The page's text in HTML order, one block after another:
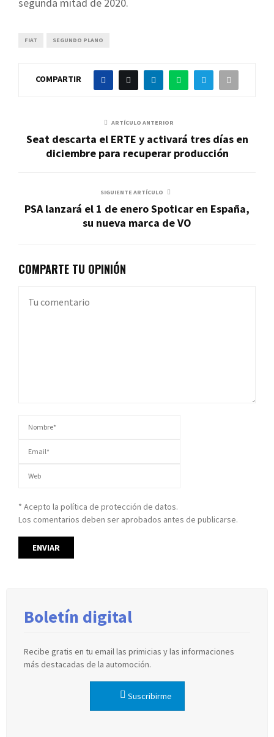
FIAT SEGUNDO PLANO
COMPARTIR
ARTÍCULO ANTERIOR
Seat descarta el ERTE y activará tres días en
diciembre para recuperar producción
SIGUIENTE ARTÍCULO
PSA lanzará el 1 de enero Spoticar en España,
su nueva marca de VO
COMPARTE TU OPINIÓN
* Acepto la política de protección de datos.
Los comentarios deben ser aprobados antes de publicarse.
Boletín digital
Recibe gratis en tu email las primicias y las informaciones
más destacadas de la automoción.
Suscribirme